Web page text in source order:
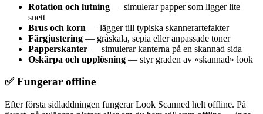
Rotation och lutning — simulerar papper som ligger lite
snett
Brus och korn — lägger till typiska skannerartefakter
Färgjustering — gråskala, sepia eller anpassade toner
Papperskanter — simulerar kanterna på en skannad sida
Oskärpa och upplösning — styr graden av «skannad» look
✅ Fungerar offline
Efter första sidladdningen fungerar Look Scanned helt offline. På